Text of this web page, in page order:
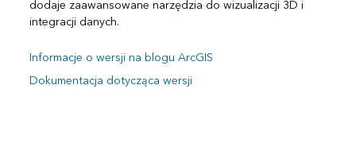
dodaje zaawansowane narzędzia do wizualizacji 3D i
integracji danych.
Informacje o wersji na blogu ArcGIS
Dokumentacja dotycząca wersji